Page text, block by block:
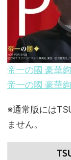
帝一の國 豪華
帝一の國 豪華
※通常版には
ません。